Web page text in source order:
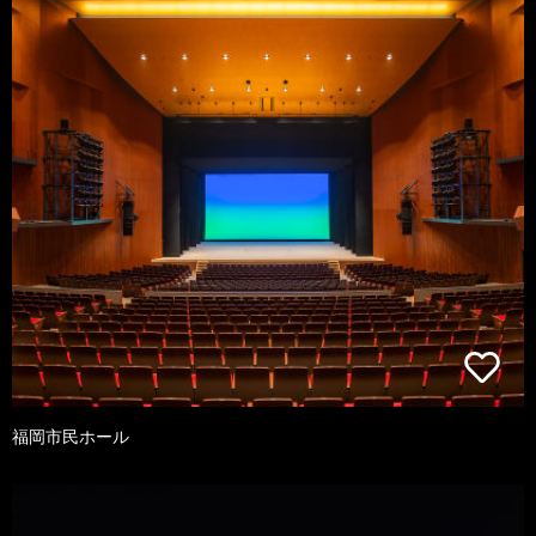
福岡市民ホール